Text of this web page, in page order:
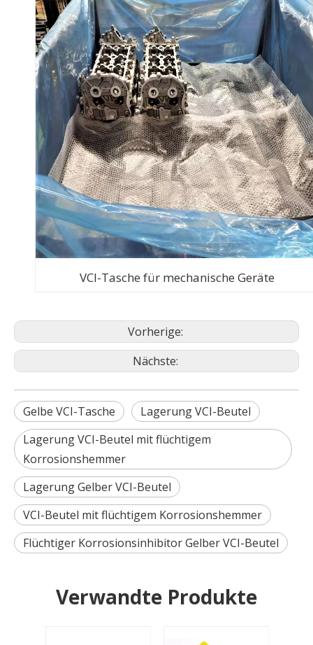
VCI-Tasche für mechanische Geräte
Vorherige:
Nächste:
Gelbe VCI-Tasche
Lagerung VCI-Beutel
Lagerung VCI-Beutel mit flüchtigem
Korrosionshemmer
Lagerung Gelber VCI-Beutel
VCI-Beutel mit flüchtigem Korrosionshemmer
Flüchtiger Korrosionsinhibitor Gelber VCI-Beutel
Verwandte Produkte